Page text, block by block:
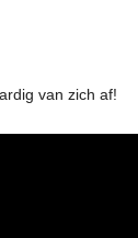
van zich af!